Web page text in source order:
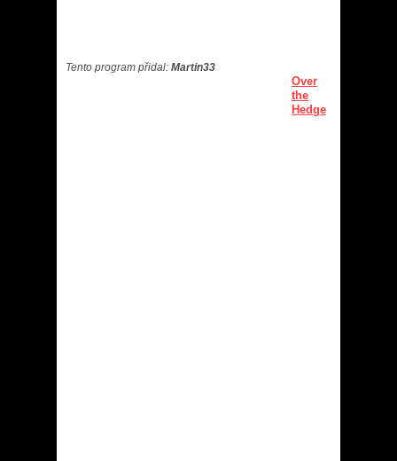
Tento program přidal: Martin33
Over
the
Hedge